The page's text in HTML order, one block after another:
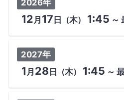
2026年
12月 17 日 （木） 1:45 ～
2027年
1 月 28 日 （木） 1:45 ～